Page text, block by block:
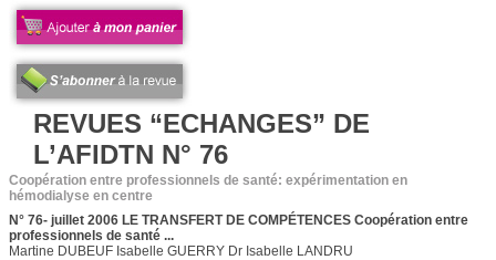
REVUES “ECHANGES” DE
L’AFIDTN N° 76
Coopération entre professionnels de santé: expérimentation en
hémodialyse en centre
N° 76- juillet 2006 LE TRANSFERT DE COMPÉTENCES Coopération entre
professionnels de santé ...
Martine DUBEUF Isabelle GUERRY Dr Isabelle LANDRU